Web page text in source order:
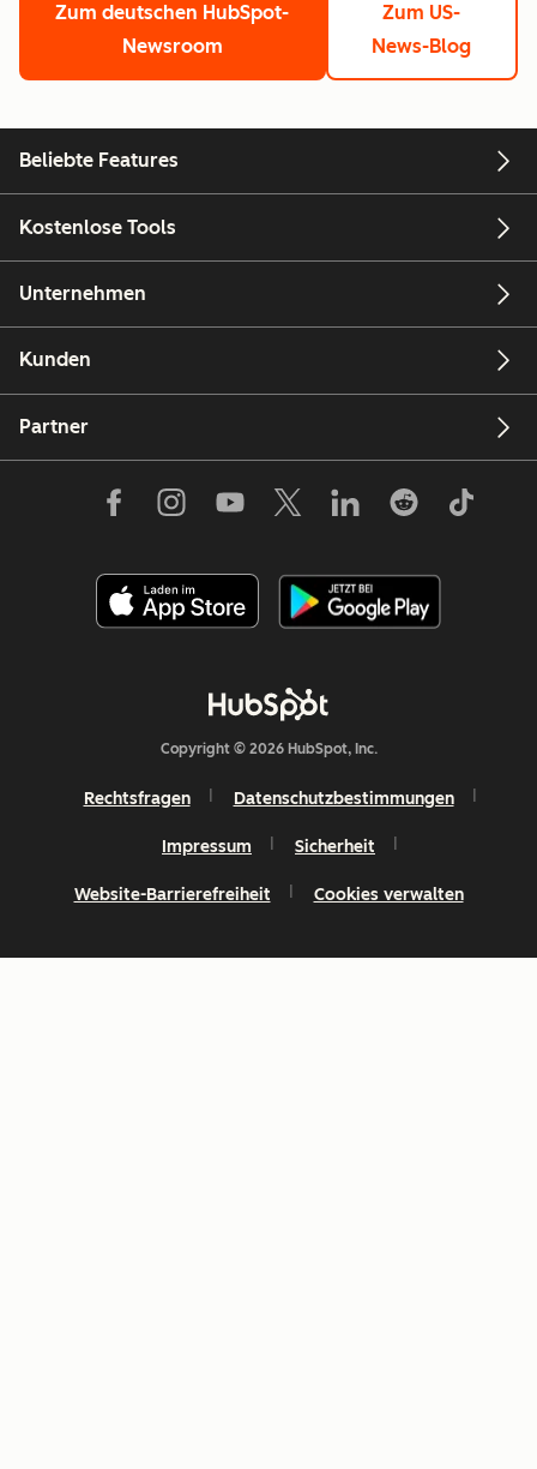
Zum deutschen HubSpot-
Newsroom
Zum US-
News-Blog
Beliebte Features
Kostenlose Tools
Unternehmen
Kunden
Partner
Copyright © 2026 HubSpot, Inc.
Rechtsfragen Datenschutzbestimmungen
Impressum Sicherheit
Website-Barrierefreiheit Cookies verwalten